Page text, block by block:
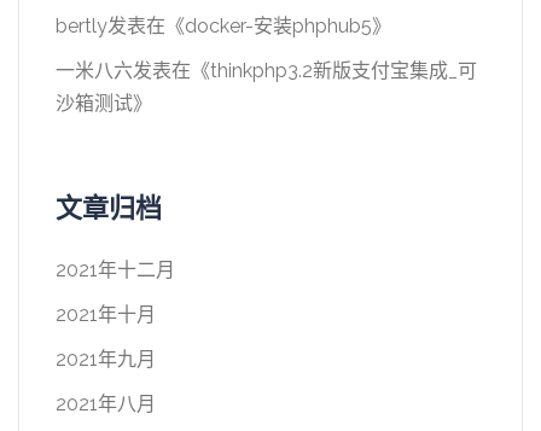
bertly发表在《docker-安装phphub5》
一米八六发表在《thinkphp3.2新版支付宝集成_可
沙箱测试》
文章归档
2021年十二月
2021年十月
2021年九月
2021年八月